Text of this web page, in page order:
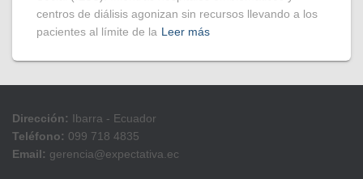
centros de diálisis agonizan sin recursos llevando a los
pacientes al límite de la Leer más
Dirección: Ibarra - Ecuador
Teléfono: 099 718 4835
Email: gerencia@expectativa.ec